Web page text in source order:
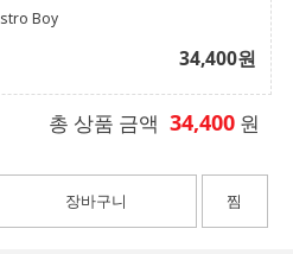
Boy
34,400원
총 상품 금액 34,400 원
장바구니 찜